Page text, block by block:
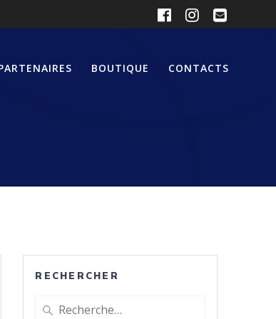
BOUTIQUE CONTACTS
RECHERCHER
Recherche